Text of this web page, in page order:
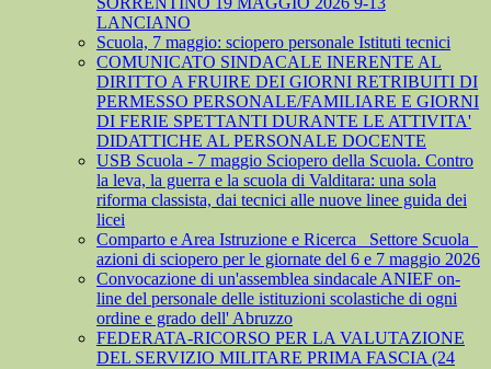
LANCIANO
Scuola, 7 maggio: sciopero personale Istituti tecnici
COMUNICATO SINDACALE INERENTE AL
DIRITTO A FRUIRE DEI GIORNI RETRIBUITI DI
PERMESSO PERSONALE/FAMILIARE E GIORNI
DI FERIE SPETTANTI DURANTE LE ATTIVITA'
DIDATTICHE AL PERSONALE DOCENTE
USB Scuola - 7 maggio Sciopero della Scuola. Contro
la leva, la guerra e la scuola di Valditara: una sola
riforma classista, dai tecnici alle nuove linee guida dei
licei
Comparto e Area Istruzione e Ricerca_ Settore Scuola_
azioni di sciopero per le giornate del 6 e 7 maggio 2026
Convocazione di un'assemblea sindacale ANIEF on-
line del personale delle istituzioni scolastiche di ogni
ordine e grado dell' Abruzzo
FEDERATA-RICORSO PER LA VALUTAZIONE
DEL SERVIZIO MILITARE PRIMA FASCIA (24